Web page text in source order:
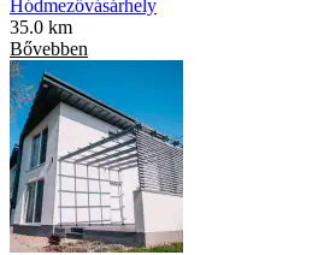
Hódmezővásárhely
35.0 km
Bővebben